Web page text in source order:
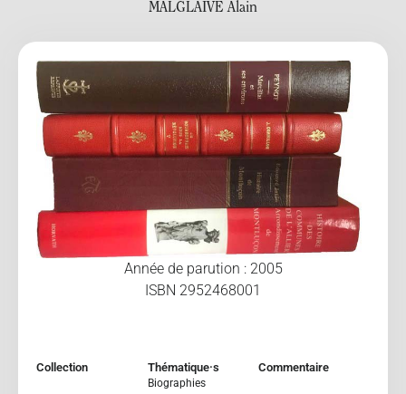
MALGLAIVE Alain
Année de parution : 2005
ISBN 2952468001
Collection Thématique·s
Biographies
Commentaire